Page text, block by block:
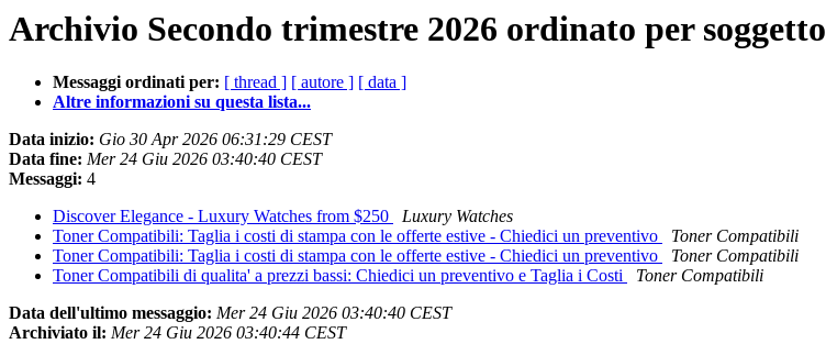
Archivio Secondo trimestre 2026 ordinato per soggetto
Messaggi ordinati per: [ thread ] [ autore ] [ data ]
Altre informazioni su questa lista...
Data inizio: Gio 30 Apr 2026 06:31:29 CEST
Data fine: Mer 24 Giu 2026 03:40:40 CEST
Messaggi: 4
Discover Elegance - Luxury Watches from $250
Luxury Watches
Toner Compatibili: Taglia i costi di stampa con le offerte estive - Chiedici un preventivo
Toner Compatibili
Toner Compatibili: Taglia i costi di stampa con le offerte estive - Chiedici un preventivo
Toner Compatibili
Toner Compatibili di qualita' a prezzi bassi: Chiedici un preventivo e Taglia i Costi
Toner Compatibili
Data dell'ultimo messaggio: Mer 24 Giu 2026 03:40:40 CEST
Archiviato il: Mer 24 Giu 2026 03:40:44 CEST